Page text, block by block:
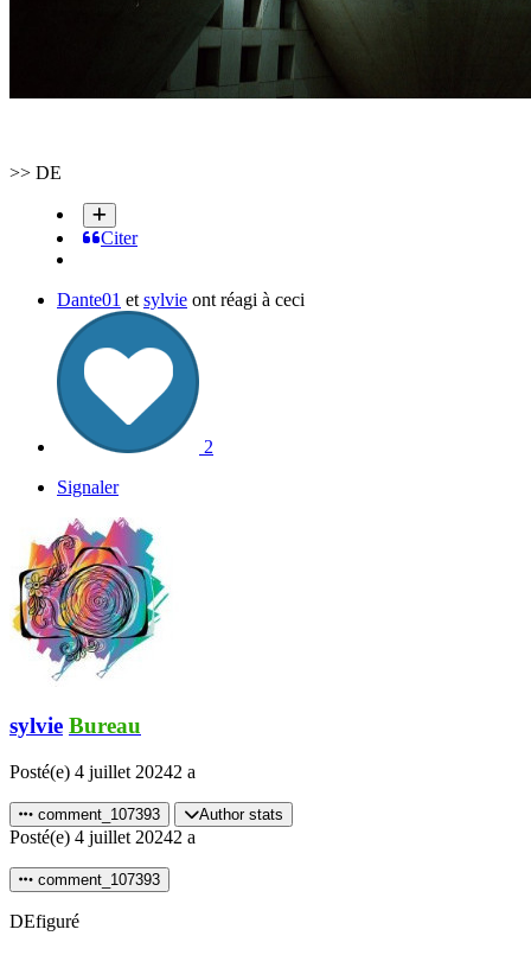
>> DE
Citer
Dante01 et sylvie ont réagi à ceci
2
Signaler
sylvie Bureau
Posté(e) 4 juillet 20242 a
comment_107393 Author stats
Posté(e) 4 juillet 20242 a
comment_107393
DEfiguré